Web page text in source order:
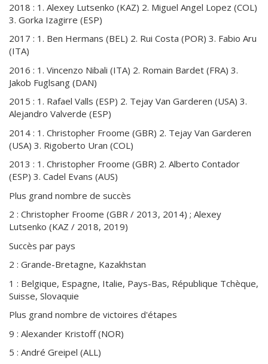
2018 : 1. Alexey Lutsenko (KAZ) 2. Miguel Angel Lopez (COL)
3. Gorka Izagirre (ESP)
2017 : 1. Ben Hermans (BEL) 2. Rui Costa (POR) 3. Fabio Aru
(ITA)
2016 : 1. Vincenzo Nibali (ITA) 2. Romain Bardet (FRA) 3.
Jakob Fuglsang (DAN)
2015 : 1. Rafael Valls (ESP) 2. Tejay Van Garderen (USA) 3.
Alejandro Valverde (ESP)
2014 : 1. Christopher Froome (GBR) 2. Tejay Van Garderen
(USA) 3. Rigoberto Uran (COL)
2013 : 1. Christopher Froome (GBR) 2. Alberto Contador
(ESP) 3. Cadel Evans (AUS)
Plus grand nombre de succès
2 : Christopher Froome (GBR / 2013, 2014) ; Alexey
Lutsenko (KAZ / 2018, 2019)
Succès par pays
2 : Grande-Bretagne, Kazakhstan
1 : Belgique, Espagne, Italie, Pays-Bas, République Tchèque,
Suisse, Slovaquie
Plus grand nombre de victoires d'étapes
9 : Alexander Kristoff (NOR)
5 : André Greipel (ALL)